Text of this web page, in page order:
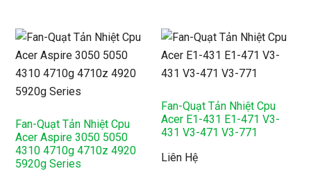
Fan-Quạt Tản Nhiệt Cpu
Acer Aspire 3050 5050
4310 4710g 4710z 4920
5920g Series
Fan-Quạt Tản Nhiệt Cpu
Acer E1-431 E1-471 V3-
431 V3-471 V3-771
Liên Hệ